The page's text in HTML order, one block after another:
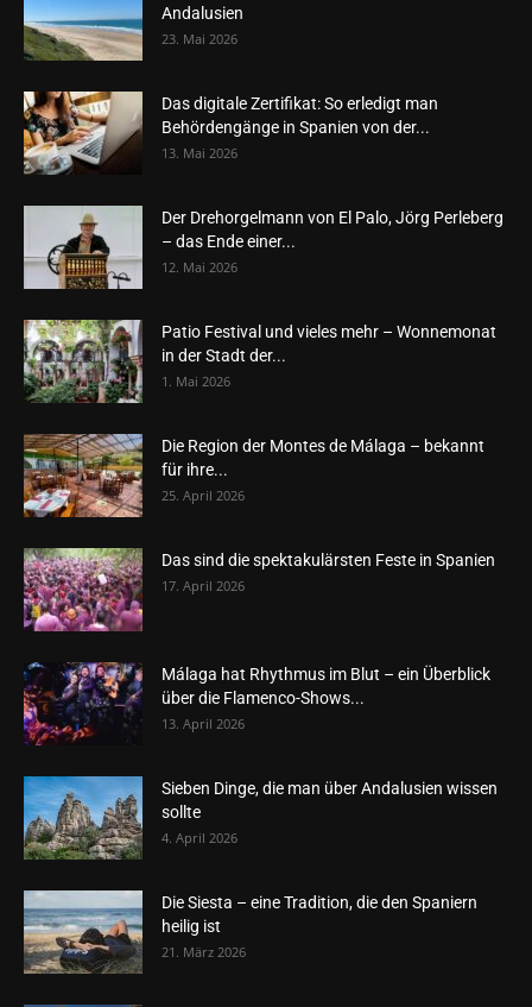
Andalusien
23. Mai 2026
Das digitale Zertifikat: So erledigt man
Behördengänge in Spanien von der...
13. Mai 2026
Der Drehorgelmann von El Palo, Jörg Perleberg
– das Ende einer...
12. Mai 2026
Patio Festival und vieles mehr – Wonnemonat
in der Stadt der...
1. Mai 2026
Die Region der Montes de Málaga – bekannt
für ihre...
25. April 2026
Das sind die spektakulärsten Feste in Spanien
17. April 2026
Málaga hat Rhythmus im Blut – ein Überblick
über die Flamenco-Shows...
13. April 2026
Sieben Dinge, die man über Andalusien wissen
sollte
4. April 2026
Die Siesta – eine Tradition, die den Spaniern
heilig ist
21. März 2026